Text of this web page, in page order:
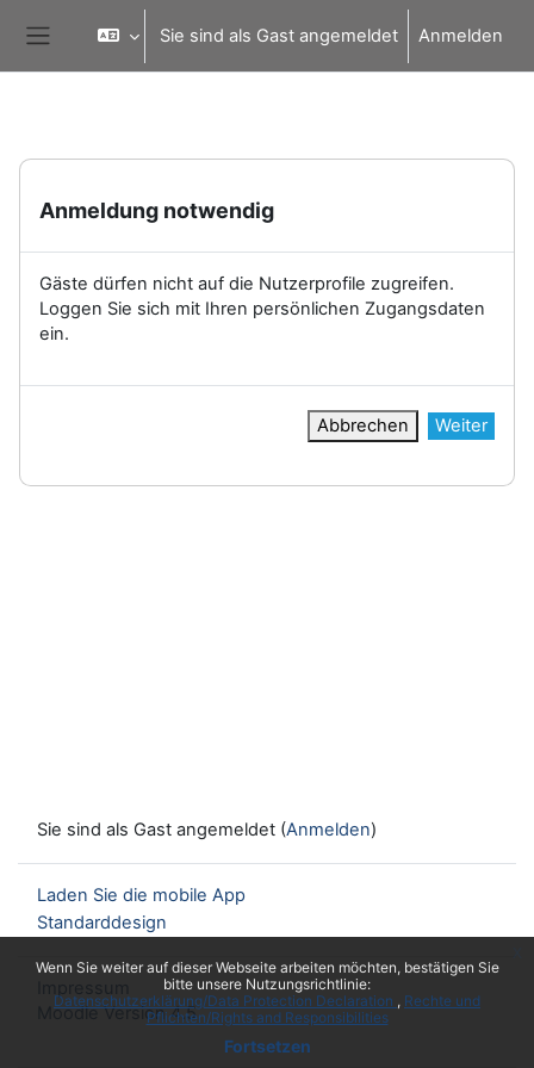
Wenn Sie weiter auf dieser Webseite arbeiten möchten, bestätigen Sie
bitte unsere Nutzungsrichtlinie:
Datenschutzerklärung/Data Protection Declaration
Rechte und
Pflichten/Rights and Responsibilities
Fortsetzen
Website-Übersicht
Sie sind als Gast angemeldet Anmelden
Anmeldung notwendig
Gäste dürfen nicht auf die Nutzerprofile zugreifen.
Loggen Sie sich mit Ihren persönlichen Zugangsdaten
ein.
Abbrechen Weiter
Sie sind als Gast angemeldet (Anmelden)
Laden Sie die mobile App
Standarddesign
Moodle Version 4.5